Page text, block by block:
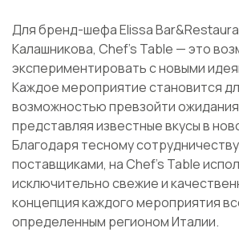
Для бренд-шефа Elissa
Калашникова, Chef’s Table — это
экспериментировать с новыми
Каждое мероприятие становится
возможностью превзойти ожидания
представляя известные вкусы в
Благодаря тесному
поставщиками, на Chef’s Table
исключительно свежие и
концепция каждого мероприятия
определенным регионом Италии.